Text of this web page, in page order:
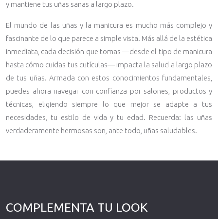
y mantiene tus uñas sanas a largo plazo.
El mundo de las uñas y la manicura es mucho más complejo y
fascinante de lo que parece a simple vista. Más allá de la estética
inmediata, cada decisión que tomas —desde el tipo de manicura
hasta cómo cuidas tus cutículas— impacta la salud a largo plazo
de tus uñas. Armada con estos conocimientos fundamentales,
puedes ahora navegar con confianza por salones, productos y
técnicas, eligiendo siempre lo que mejor se adapte a tus
necesidades, tu estilo de vida y tu edad. Recuerda: las uñas
verdaderamente hermosas son, ante todo, uñas saludables.
COMPLEMENTA TU LOOK